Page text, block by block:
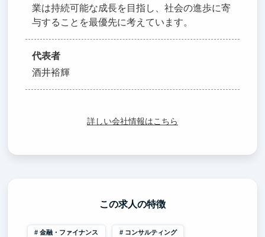
業は持続可能な成長を目指し、社会の進歩に寄
与することを最優先に考えています。
代表者
酒井裕輝
詳しい会社情報はこちら
この求人の特徴
金融・ファイナンス コンサルティング